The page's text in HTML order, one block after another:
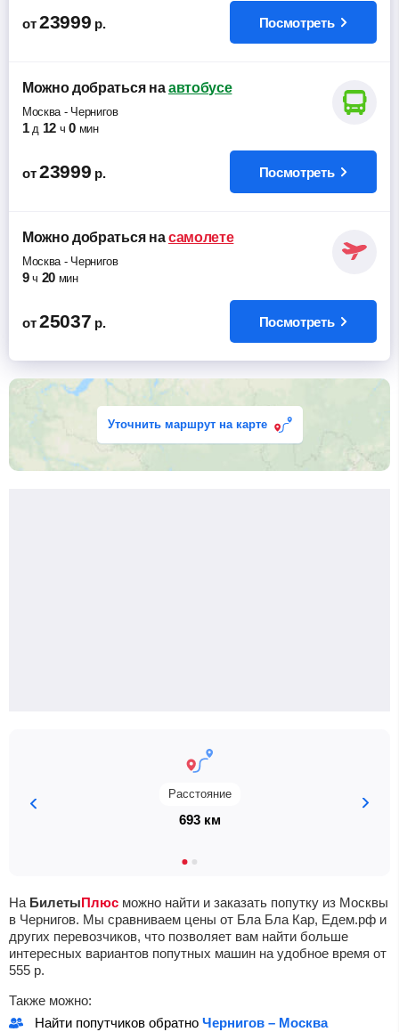
от 23999 р. Посмотреть
Можно добратьсяна автобусе
Москва- Чернигов
1 д 12 ч 0 мин
от 23999 р. Посмотреть
Можно добратьсяна самолете
Москва- Чернигов
9 ч 20 мин
от 25037 р. Посмотреть
Уточнить маршрут на карте
Расстояние
693 км
На БилетыПлюс можно найти и заказать попутку из Москвы
в Чернигов. Мы сравниваем цены от Бла Бла Кар, Едем.рф и
других перевозчиков, что позволяет вам найти больше
интересных вариантов попутных машин на удобное время от
555 р.
Также можно:
Найти попутчиков обратно Чернигов – Москва